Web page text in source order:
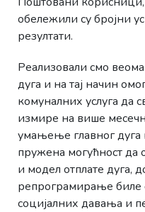
обележили су бројни
резултати.
Реализовали смо
дуга и на тај начин
комуналних услуга да
измире на више
умањење главног дуга
пружена могућност да
и модел отплате дуга,
репрограмирање биле
социјалних давања и